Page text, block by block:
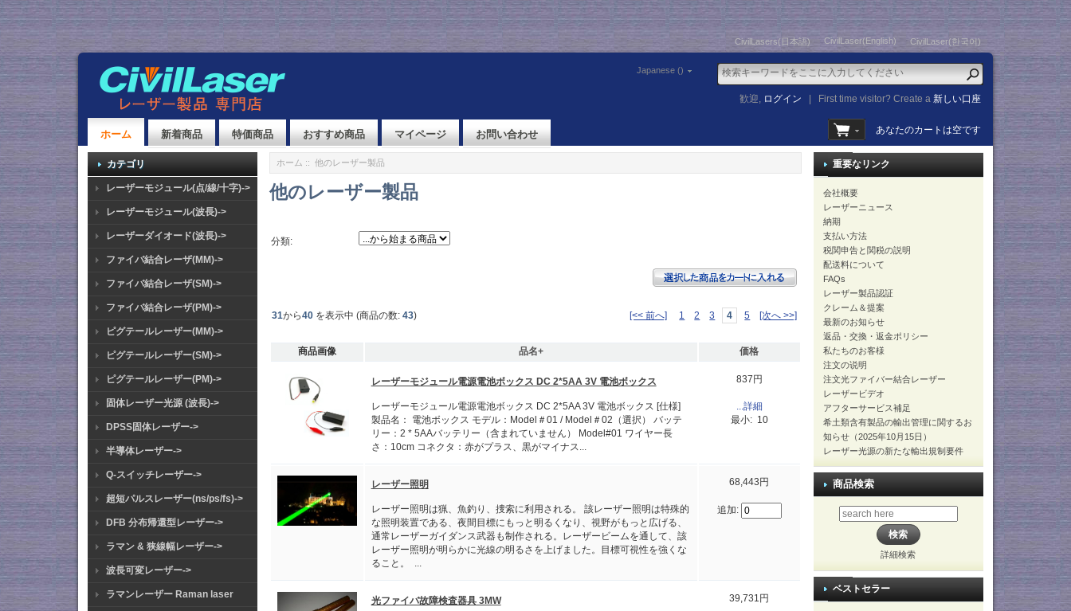
CivilLasers(日本語) CivilLaser(English) CivilLaser(한국어)
Japanese ()
歓迎, ログイン First time visitor? Create a新しい口座
ホーム 新着商品 特価商品 おすすめ商品 マイページ お問い合わせ あなたのカートは空です
カテゴリ
レーザーモジュール(点/線/十字)->
レーザーモジュール(波長)->
レーザーダイオード(波長)->
ファイバ結合レーザ(MM)->
ファイバ結合レーザ(SM)->
ファイバ結合レーザ(PM)->
ピグテールレーザー(MM)->
ピグテールレーザー(SM)->
ピグテールレーザー(PM)->
固体レーザー光源 (波長)->
DPSS固体レーザー->
半導体レーザー->
Q-スイッチレーザー->
超短パルスレーザー(ns/ps/fs)->
DFB 分布帰還型レーザー->
ラマン & 狭線幅レーザー->
波長可変レーザー->
ラマンレーザー Raman laser
ホーム :: 他のレーザー製品
他のレーザー製品
分類:
31から40を表示中 (商品の数: 43) [<< 前へ] 1 2 3 4 5 [次へ >>]
商品画像 品名+ 価格
レーザーモジュール電源電池ボックス DC 2*5AA 3V 電池ボックス
レーザーモジュール電源電池ボックス DC 2*5AA 3V 電池ボックス [仕様]
製品名： 電池ボックス モデル：Model＃01 / Model＃02（選択） バッテ
リー：2 * 5AAバッテリー（含まれていません） Model#01 ワイヤー長
さ：10cm コネクタ：赤がプラス、黒がマイナス...
837円
...詳細
最小: 10
レーザー照明
レーザー照明は猟、魚釣り、捜索に利用される。 該レーザー照明は特殊的
な照明装置である、夜間目標にもっと明るくなり、視野がもっと広げる、
通常レーザーガイダンス武器も制作される。レーザービームを通して、該
レーザー照明が明らかに光線の明るさを上げました。目標可視性を強くな
ること。 ...
68,443円
追加:
光ファイバ故障検査器具 3MW 39,731円
重要なリンク
会社概要
レーザーニュース
納期
支払い方法
税関申告と関税の説明
配送料について
FAQs
レーザー製品認証
クレーム＆提案
最新のお知らせ
返品・交換・返金ポリシー
私たちのお客様
注文の说明
注文光ファイバー結合レーザー
レーザービデオ
アフターサービス補足
希土類含有製品の輸出管理に関するお
知らせ（2025年10月15日）
レーザー光源の新たな輸出規制要件
商品検索
詳細検索
ベストセラー